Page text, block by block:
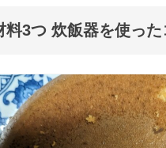
料3つ 炊飯器を使っ